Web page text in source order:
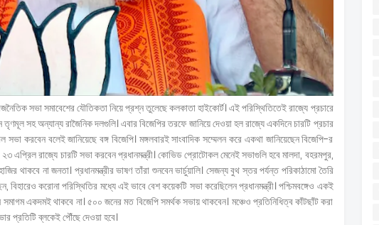
সভা সমাবেশের যৌতিকতা নিয়ে প্রশ্ন তুলেছে কলকাতা হাইকোর্ট। এই পরিস্থিতিতেই রাজ্যে প্রচারে
সহ অন্যান্য রাজৈনিক দলগুলি। এবার বিজেপির তরফে জানিয়ে দেওয়া হল রাজ্যে একদিনে চারটি প্রচার
সভা করবেন বলেই জানিয়েছে বঙ্গ বিজেপি। মঙ্গলবারই সাংবাদিক সম্মেলন করে একথা জানিয়েছেন বিজেপি-র
এপ্রিল রাজ্যে চারটি সভা করবেন প্রধানমন্ত্রী। কোভিড প্রোটোকল মেনেই সভাগুলি হবে মালদা, বহরমপুর,
থাকবে না জনতা। প্রধানমন্ত্রীর ভাষণ তাঁরা শুনবেন ভার্চুয়ালি। সেজন্য বুথ স্তর পর্যন্ত পরিকাঠামো তৈরি
বিহারেও করোনা পরিস্থিতির মধ্যে এই ভাবে বেশ কয়েকটি সভা করেছিলেন প্রধানমন্ত্রী। পশ্চিমবঙ্গেও একই
সমাগম একদমই থাকবে না। ৫০০ জনের মত বিজেপি সমর্থক সভায় থাকবেন। মঞ্চেও প্রতিনিধিত্ব কাঁটছাঁট করা
প্রতিটি ব্লকেই পৌঁছে দেওয়া হবে।